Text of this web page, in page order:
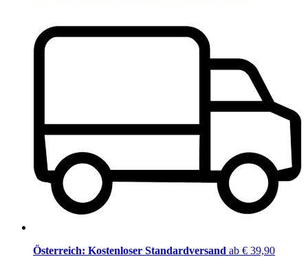
Österreich: Kostenloser Standardversand ab € 39,90